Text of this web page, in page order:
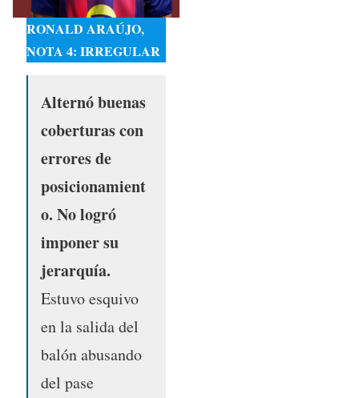
RONALD ARAÚJO,
NOTA 4: IRREGULAR
Alternó buenas
coberturas con
errores de
posicionamient
o. No logró
imponer su
jerarquía.
Estuvo esquivo
en la salida del
balón abusando
del pase